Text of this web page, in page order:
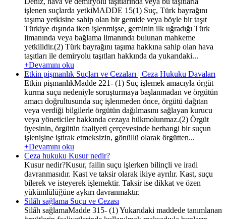
işlenen suçlarda yetkiMADDE 15(1) Suç, Türk bayrağını
taşıma yetkisine sahip olan bir gemide veya böyle bir taşıt
Türkiye dışında iken işlenmişse, geminin ilk uğradığı Türk
limanında veya bağlama limanında bulunan mahkeme
yetkilidir.(2) Türk bayrağını taşıma hakkına sahip olan hava
taşıtları ile demiryolu taşıtları hakkında da yukarıdaki...
+Devamını oku
Etkin pişmanlık Suçları ve Cezaları | Ceza Hukuku Davaları
Etkin pişmanlıkMadde 221- (1) Suç işlemek amacıyla örgüt
kurma suçu nedeniyle soruşturmaya başlanmadan ve örgütün
amacı doğrultusunda suç işlenmeden önce, örgütü dağıtan
veya verdiği bilgilerle örgütün dağılmasını sağlayan kurucu
veya yöneticiler hakkında cezaya hükmolunmaz.(2) Örgüt
üyesinin, örgütün faaliyeti çerçevesinde herhangi bir suçun
işlenişine iştirak etmeksizin, gönüllü olarak örgütten...
+Devamını oku
Ceza hukuku Kusur nedir?
Kusur nedir?Kusur, failin suçu işlerken bilinçli ve iradi
davranmasıdır. Kast ve taksir olarak ikiye ayrılır. Kast, suçu
bilerek ve isteyerek işlemektir. Taksir ise dikkat ve özen
yükümlülüğüne aykırı davranmaktır.
Silâh sağlama Suçu ve Cezası
Silâh sağlamaMadde 315- (1) Yukarıdaki maddede tanımlanan